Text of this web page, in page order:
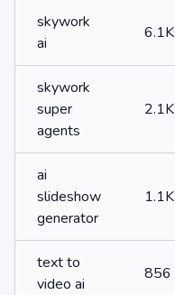
skywork
ai
6.1K
skywork
super
agents
2.1K
ai
slideshow
generator
1.1K
text to
video ai
856